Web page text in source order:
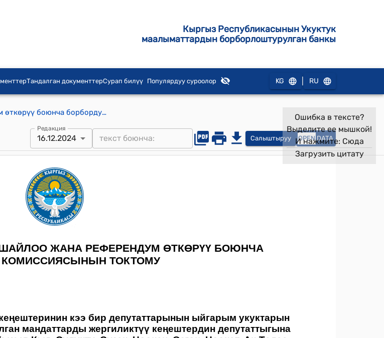
Кыргыз Республикасынын Укуктук
маалыматтардын борборлоштурулган банкы
Тандалган документтерСурап билүү Популярдуу суроолор KG RU
Кыргыз Республикасынын Шайлоо жана референдум өткөрүү боюнча борбордук комиссиясынын 2024-жылдын 16-декабры № 265 "Кыргыз Республикасынын жергиликтүү кеңештеринин кээ бир депутаттарынын ыйгарым укуктарын мөөнөтүнөн мурда токтотуу жана бош калган мандаттарды жергиликтүү кеңештердин депутаттыгына талапкерлерге өткөрүп берүү жөнүндө Кызыл-Кыя, Сүлүктү, Сузак, Ноокен, Өзгөн, Ноокат, Ак-Талаа жана Түп аймактык шайлоо комиссияларынын чечимдерин бекитүү тууралуу" токтому
Редакция
16.12.2024 Салыштыруу OPEN DATA
Ошибка в тексте?
Выделите ее мышкой!
И нажмите: Сюда
Загрузить цитату